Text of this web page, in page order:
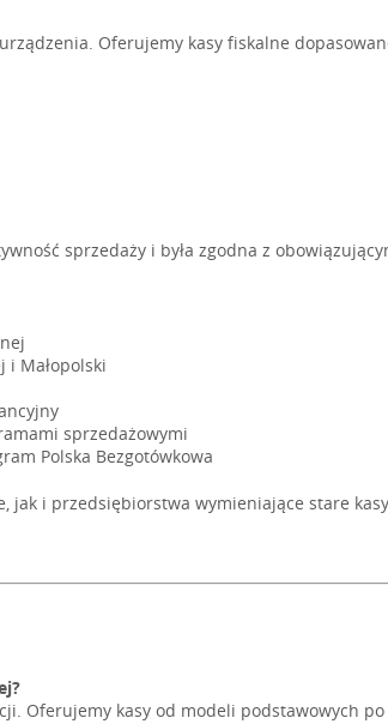
Oferujemy kasy fiskalne
sprzedaży i była zgodna z
i Małopolski
sprzedażowymi
Polska Bezgotówkowa
jak i przedsiębiorstwa wymieniające stare
Oferujemy kasy od modeli podstawowych